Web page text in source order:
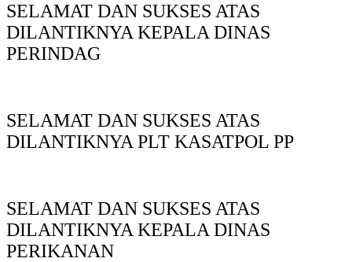
SELAMAT DAN SUKSES ATAS
DILANTIKNYA KEPALA DINAS
PERINDAG
SELAMAT DAN SUKSES ATAS
DILANTIKNYA PLT KASATPOL PP
SELAMAT DAN SUKSES ATAS
DILANTIKNYA KEPALA DINAS
PERIKANAN